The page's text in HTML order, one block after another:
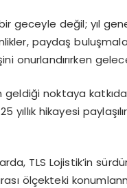
bir geceyle değil; yıl
paydaş
onurlandırırken
geldiği noktaya
yıllık hikayesi
TLS Lojistik’in
ölçekteki